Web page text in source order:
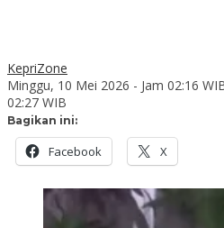
KepriZone
Minggu, 10 Mei 2026 - Jam 02:16
02:27 WIB
Bagikan ini:
Facebook X